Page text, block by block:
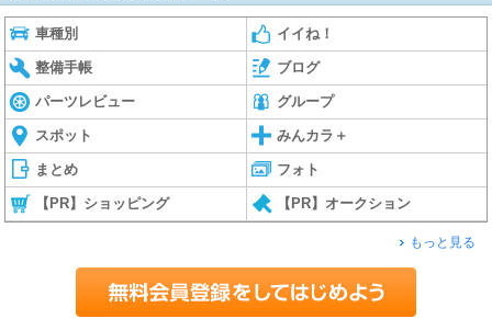
車種別 イイね！
整備手帳 ブログ
パーツレビュー グループ
スポット みんカラ＋
まとめ フォト
【PR】ショッピング 【PR】オークション
もっと見る